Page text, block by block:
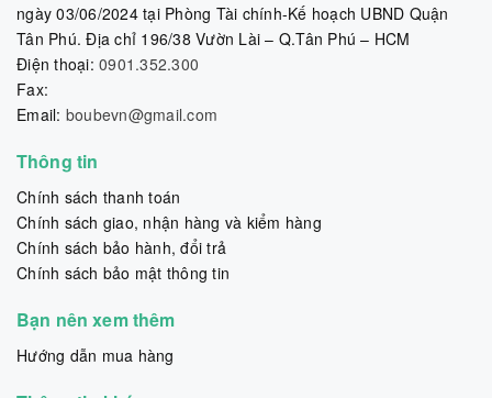
ngày 03/06/2024 tại Phòng Tài chính-Kế hoạch UBND Quận
Tân Phú. Địa chỉ 196/38 Vườn Lài – Q.Tân Phú – HCM
Điện thoại: 0901.352.300
Fax:
Email: boubevn@gmail.com
Thông tin
Chính sách thanh toán
Chính sách giao, nhận hàng và kiểm hàng
Chính sách bảo hành, đổi trả
Chính sách bảo mật thông tin
Bạn nên xem thêm
Hướng dẫn mua hàng